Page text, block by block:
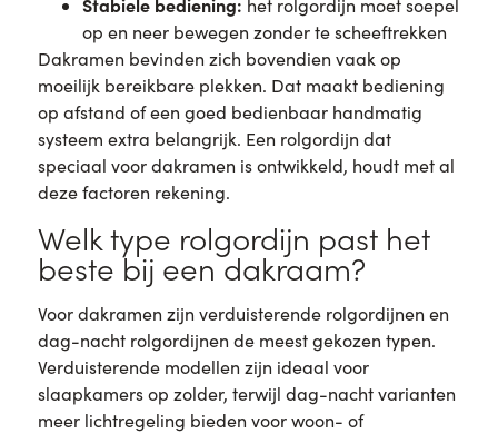
het rolgordijn moet soepel
op en neer bewegen zonder te scheeftrekken
Dakramen bevinden zich bovendien vaak op
moeilijk bereikbare plekken. Dat maakt bediening
op afstand of een goed bedienbaar handmatig
systeem extra belangrijk. Een rolgordijn dat
speciaal voor dakramen is ontwikkeld, houdt met al
deze factoren rekening.
Welk type rolgordijn past het
beste bij een dakraam?
Voor dakramen zijn verduisterende rolgordijnen en
dag-nacht rolgordijnen de meest gekozen typen.
Verduisterende modellen zijn ideaal voor
slaapkamers op zolder, terwijl dag-nacht varianten
meer lichtregeling bieden voor woon- of